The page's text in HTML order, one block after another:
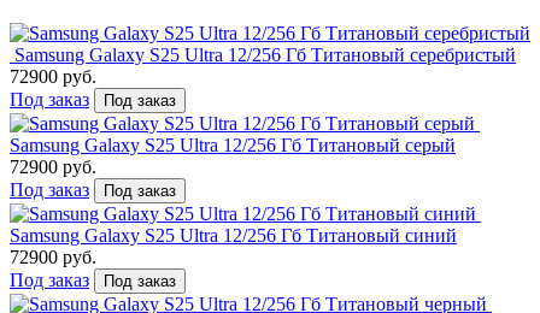
Samsung Galaxy S25 Ultra 12/256 Гб Титановый серебристый
72900 руб.
Под заказ
Под заказ
Samsung Galaxy S25 Ultra 12/256 Гб Титановый серый
72900 руб.
Под заказ
Под заказ
Samsung Galaxy S25 Ultra 12/256 Гб Титановый синий
72900 руб.
Под заказ
Под заказ